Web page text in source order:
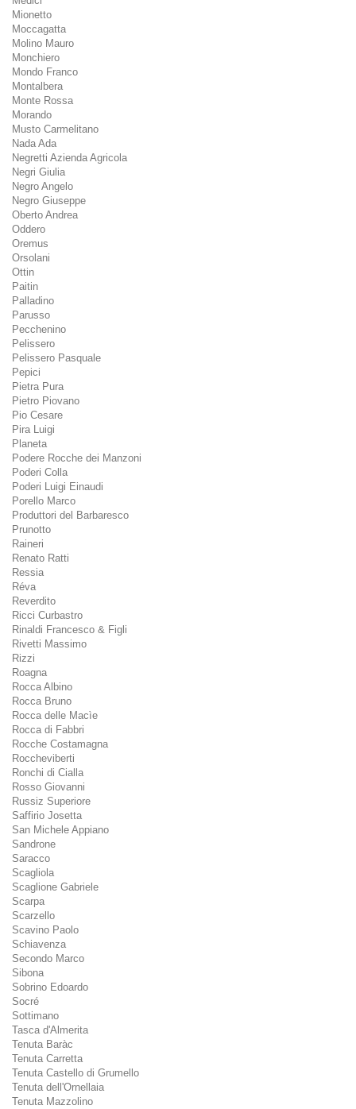
Mionetto
Moccagatta
Molino Mauro
Monchiero
Mondo Franco
Montalbera
Monte Rossa
Morando
Musto Carmelitano
Nada Ada
Negretti Azienda Agricola
Negri Giulia
Negro Angelo
Negro Giuseppe
Oberto Andrea
Oddero
Oremus
Orsolani
Ottin
Paitin
Palladino
Parusso
Pecchenino
Pelissero
Pelissero Pasquale
Pepici
Pietra Pura
Pietro Piovano
Pio Cesare
Pira Luigi
Planeta
Podere Rocche dei Manzoni
Poderi Colla
Poderi Luigi Einaudi
Porello Marco
Produttori del Barbaresco
Prunotto
Raineri
Renato Ratti
Ressia
Réva
Reverdito
Ricci Curbastro
Rinaldi Francesco & Figli
Rivetti Massimo
Rizzi
Roagna
Rocca Albino
Rocca Bruno
Rocca delle Macìe
Rocca di Fabbri
Rocche Costamagna
Roccheviberti
Ronchi di Cialla
Rosso Giovanni
Russiz Superiore
Saffirio Josetta
San Michele Appiano
Sandrone
Saracco
Scagliola
Scaglione Gabriele
Scarpa
Scarzello
Scavino Paolo
Schiavenza
Secondo Marco
Sibona
Sobrino Edoardo
Socré
Sottimano
Tasca d'Almerita
Tenuta Baràc
Tenuta Carretta
Tenuta Castello di Grumello
Tenuta dell'Ornellaia
Tenuta Mazzolino